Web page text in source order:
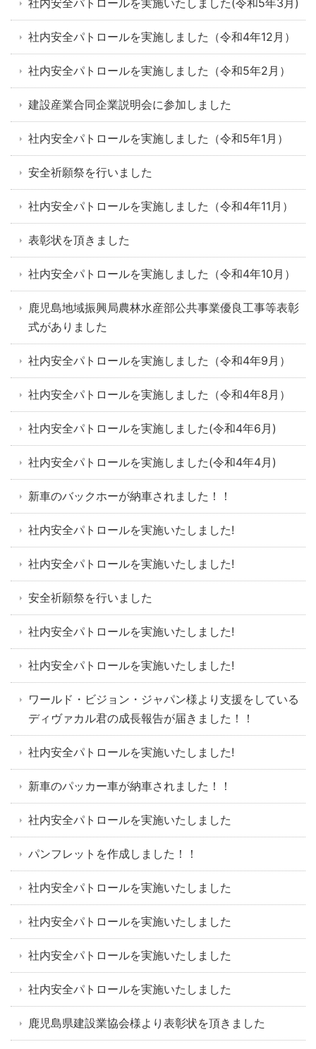
社内安全パトロールを実施いたしました(令和5年3月)
社内安全パトロールを実施しました（令和4年12月）
社内安全パトロールを実施しました（令和5年2月）
建設産業合同企業説明会に参加しました
社内安全パトロールを実施しました（令和5年1月）
安全祈願祭を行いました
社内安全パトロールを実施しました（令和4年11月）
表彰状を頂きました
社内安全パトロールを実施しました（令和4年10月）
鹿児島地域振興局農林水産部公共事業優良工事等表彰
式がありました
社内安全パトロールを実施しました（令和4年9月）
社内安全パトロールを実施しました（令和4年8月）
社内安全パトロールを実施しました(令和4年6月)
社内安全パトロールを実施しました(令和4年4月)
新車のバックホーが納車されました！！
社内安全パトロールを実施いたしました!
社内安全パトロールを実施いたしました!
安全祈願祭を行いました
社内安全パトロールを実施いたしました!
社内安全パトロールを実施いたしました!
ワールド・ビジョン・ジャパン様より支援をしている
ディヴァカル君の成長報告が届きました！！
社内安全パトロールを実施いたしました!
新車のパッカー車が納車されました！！
社内安全パトロールを実施いたしました
パンフレットを作成しました！！
社内安全パトロールを実施いたしました
社内安全パトロールを実施いたしました
社内安全パトロールを実施いたしました
社内安全パトロールを実施いたしました
鹿児島県建設業協会様より表彰状を頂きました